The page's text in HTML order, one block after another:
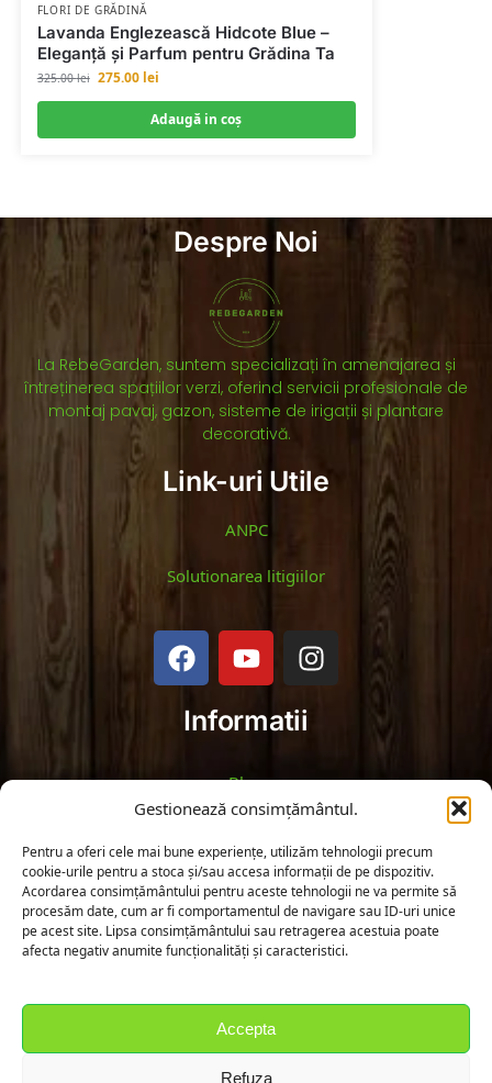
Gestionează consimțământul.
Pentru a oferi cele mai bune experiențe, utilizăm tehnologii precum
cookie-urile pentru a stoca și/sau accesa informații de pe dispozitiv.
Acordarea consimțământului pentru aceste tehnologii ne va permite să
procesăm date, cum ar fi comportamentul de navigare sau ID-uri unice
pe acest site. Lipsa consimțământului sau retragerea acestuia poate
afecta negativ anumite funcționalități și caracteristici.
Accepta
Refuza
FLORI DE GRĂDINĂ
Lavanda Englezească Hidcote Blue –
Eleganță și Parfum pentru Grădina Ta
325.00lei 275.00 lei
Adaugă in coş
Despre Noi
La RebeGarden, suntem specializați în amenajarea și
întreținerea spațiilor verzi, oferind servicii profesionale de
montaj pavaj, gazon, sisteme de irigații și plantare
decorativă.
Link-uri Utile
ANPC
Solutionarea litigiilor
Informatii
Blog
Termeni și Condiții
Politica de Confidențialitate
Strada Cimitirului 30, Fierbinții de Jos, Judetul Ialomita